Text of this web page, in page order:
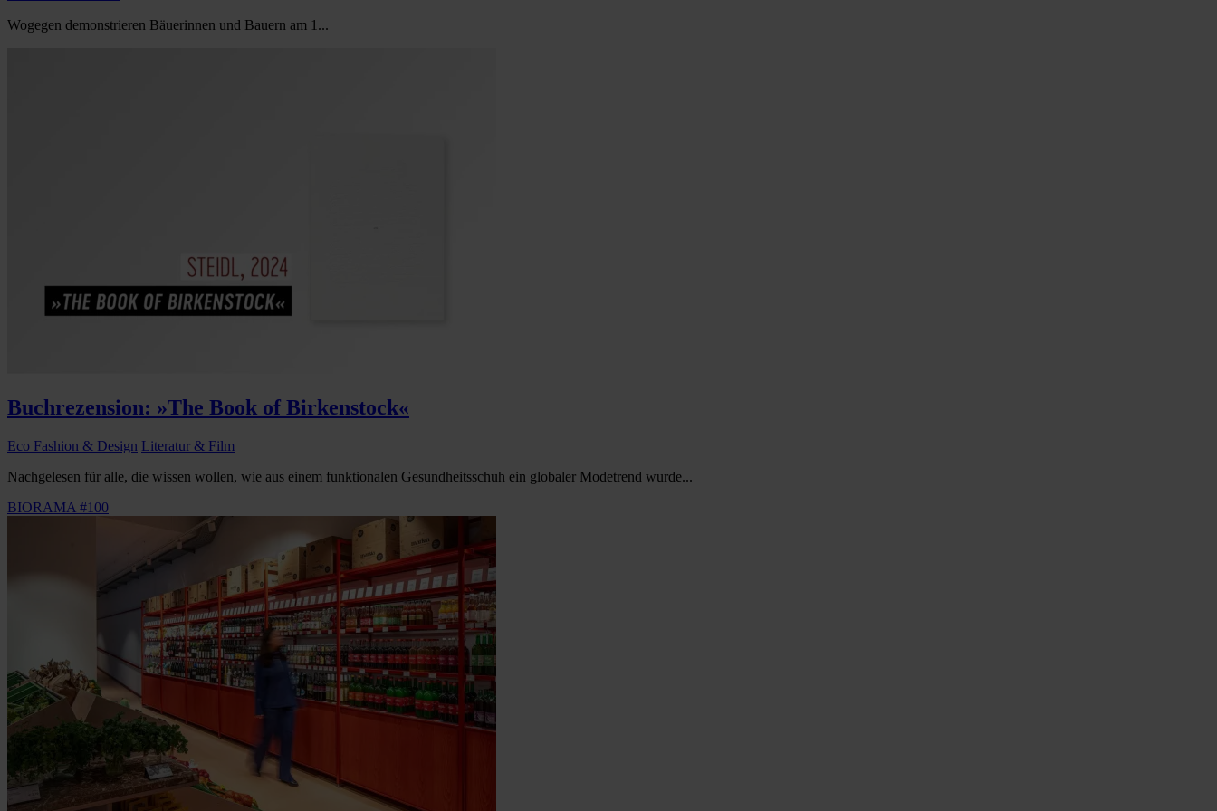
Wogegen demonstrieren Bäuerinnen und Bauern am 1...
Buchrezension: »The Book of Birkenstock«
Eco Fashion & Design Literatur & Film
Nachgelesen für alle, die wissen wollen, wie aus einem funktionalen Gesundheitsschuh ein globaler Modetrend wurde...
BIORAMA #100